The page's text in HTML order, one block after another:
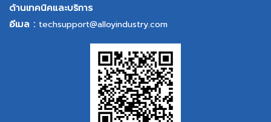
ด้านเทคนิคและบริการ
อีเมล : techsupport@alloyindustry.com